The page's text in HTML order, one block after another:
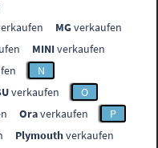
MGverkaufen
MINIverkaufen
N
verkaufen
O
Oraverkaufen
P
Plymouthverkaufen